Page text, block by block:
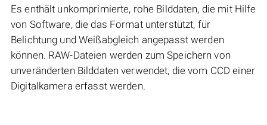
Es enthält unkomprimierte, rohe Bilddaten, die mit Hilfe
von Software, die das Format unterstützt, für
Belichtung und Weißabgleich angepasst werden
können. RAW-Dateien werden zum Speichern von
unveränderten Bilddaten verwendet, die vom CCD einer
Digitalkamera erfasst werden.